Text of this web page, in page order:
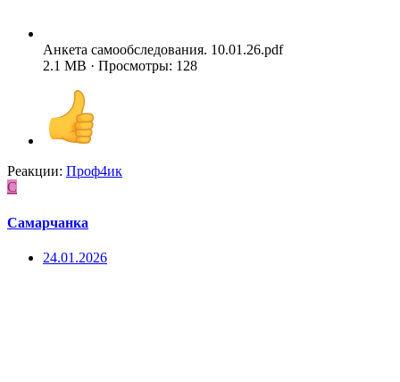
Анкета самообследования. 10.01.26.pdf
2.1 MB · Просмотры: 128
Реакции: Проф4ик
С
Самарчанка
24.01.2026